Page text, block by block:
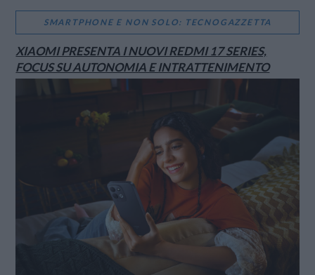
SMARTPHONE E NON SOLO: TECNOGAZZETTA
XIAOMI PRESENTA I NUOVI REDMI 17 SERIES,
FOCUS SU AUTONOMIA E INTRATTENIMENTO